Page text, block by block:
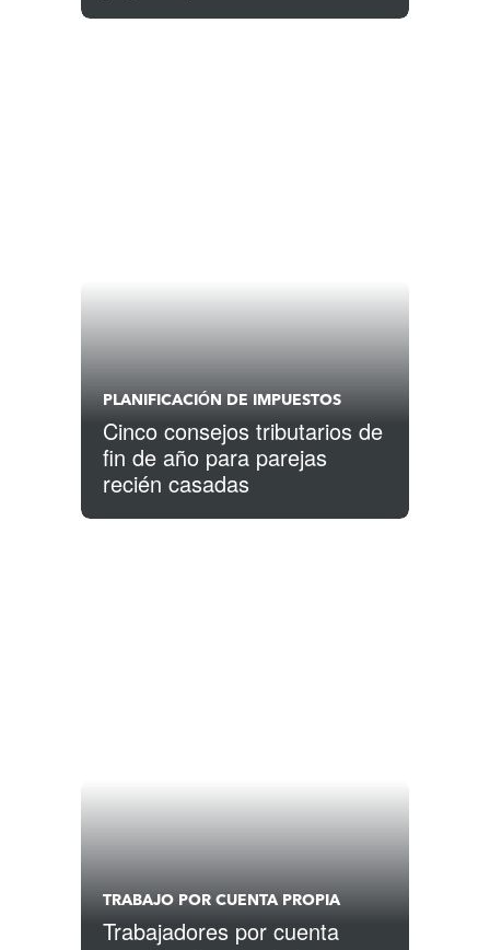
PLANIFICACIÓN DE IMPUESTOS
Cinco consejos tributarios de
fin de año para parejas
recién casadas
TRABAJO POR CUENTA PROPIA
Trabajadores por cuenta